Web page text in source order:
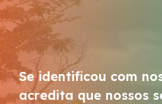
Se identificou com
acredita que nossos